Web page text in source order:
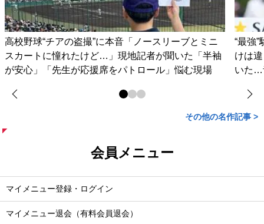
高校野球“チアの盗撮”に本音「ノースリーブとミニ
スカートに憧れたけど…」現地記者が聞いた「半袖
が安心」「先生が応援席をパトロール」悩む現場
“最強
けは
いた…
その他の名作記事 >
会員メニュー
マイメニュー登録・ログイン
マイメニュー退会（有料会員退会）